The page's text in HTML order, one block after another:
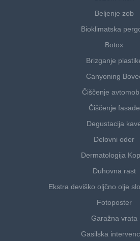
Beljenje zob
Bioklimatska
Botox
Brizganje
Canyoning
Čiščenje
Čiščenje fasade
Degustacija
Delovni oder
Dermatologija
Duhovna rast
Ekstra deviško oljčno olje
Fotoposter
Garažna vrata
Gasilska